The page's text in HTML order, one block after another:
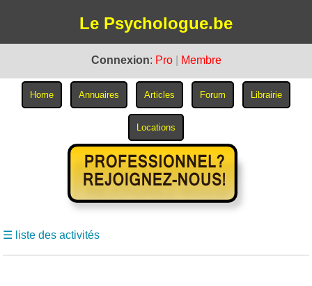
Le Psychologue.be
Connexion: Pro Membre
☰ liste des activités